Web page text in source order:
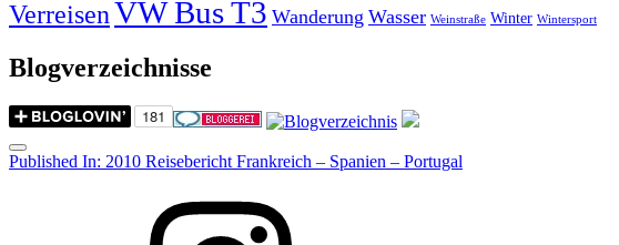
VerreisenVW Bus T3 Wanderung Wasser Weinstraße Winter Wintersport
Blogverzeichnisse
Menu
Post
Published In: 2010 Reisebericht Frankreich – Spanien – Portugal